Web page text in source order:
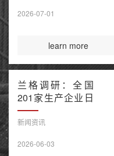
钢铁保障新规今起
2026-07-01
learn more
兰格调研：全国
201家生产企业日
均铁水产量环比上
升（6月3日）
新闻资讯
2026-06-03